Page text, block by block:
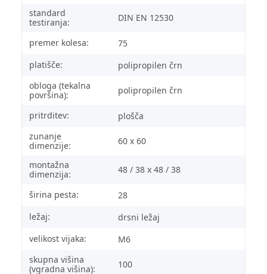
standard
testiranja:
DIN EN 12530
premer kolesa:
75
platišče:
polipropilen črn
obloga (tekalna
površina):
polipropilen črn
pritrditev:
plošča
zunanje
dimenzije:
60 x 60
montažna
dimenzija:
48 / 38 x 48 / 38
širina pesta:
28
ležaj:
drsni ležaj
velikost vijaka:
M6
skupna višina
(vgradna višina):
100